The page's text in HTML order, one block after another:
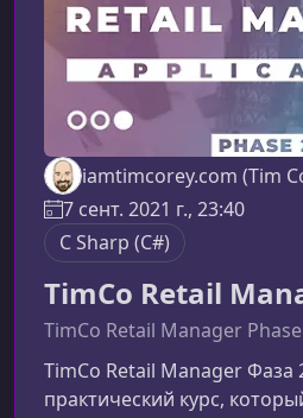
iamtimcorey.com (Tim
7 сент. 2021 г., 23:40
C Sharp (C#)
TimCo Retail
TimCo Retail Manager
TimCo Retail Manager Фаза
практический курс,